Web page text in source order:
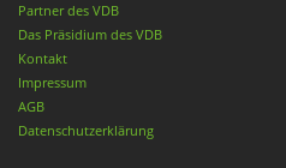
Partner des VDB
Das Präsidium des VDB
Kontakt
Impressum
AGB
Datenschutzerklärung